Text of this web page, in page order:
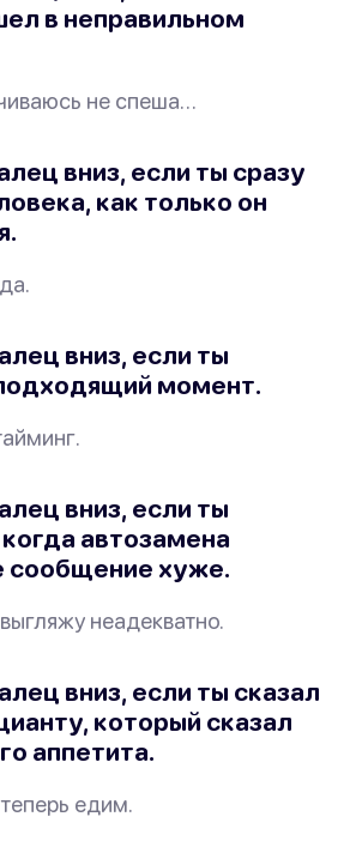
в неправильном
не спеша…
вниз, если ты сразу
как только он
вниз, если ты
момент.
.
вниз, если ты
автозамена
сообщение хуже.
неадекватно.
вниз, если ты сказал
который сказал
аппетита.
едим.